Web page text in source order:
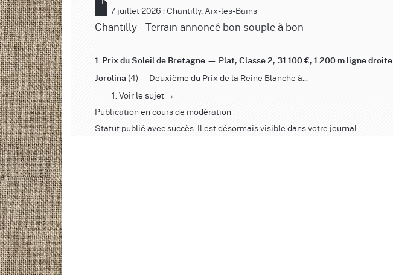
7 juillet 2026 : Chantilly, Aix-les-Bains
Chantilly - Terrain annoncé bon souple à bon
1. Prix du Soleil de Bretagne — Plat, Classe 2, 31.100 €, 1.200 m ligne droite
Jorolina (4) — Deuxième du Prix de la Reine Blanche à...
Voir le sujet →
Publication en cours de modération
Statut publié avec succès. Il est désormais visible dans votre journal.